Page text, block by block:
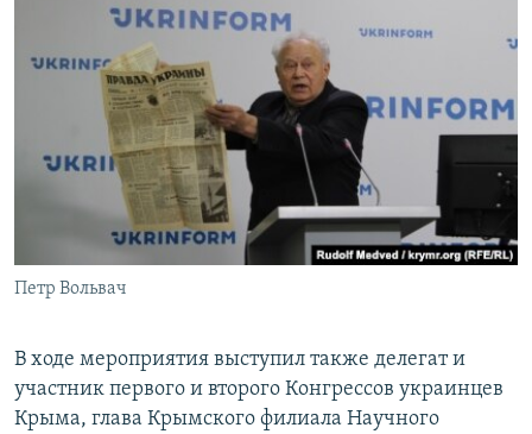
Петр Вольвач
В ходе мероприятия выступил также делегат и
участник первого и второго Конгрессов украинцев
Крыма, глава Крымского филиала Научного